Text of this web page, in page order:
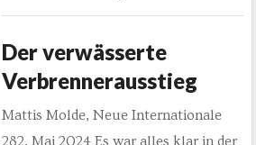
Der verwässerte
Verbrennerausstieg
Mattis Molde, Neue Internationale
282, Mai 2024 Es war alles klar in der